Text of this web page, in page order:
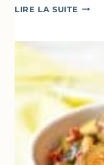
LIRE LA SUITE GLACE